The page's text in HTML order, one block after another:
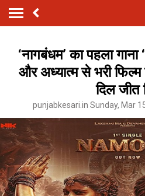
‘नागबंधम’ का पहला गाना
और अध्यात्म से भरी
दिल जीत
punjabkesari.in Sunday, Mar